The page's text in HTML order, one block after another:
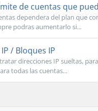
de cuentas que
dependera del plan que
podras aumentarlo si...
/ Bloques IP
direcciones IP sueltas,
todas las cuentas...